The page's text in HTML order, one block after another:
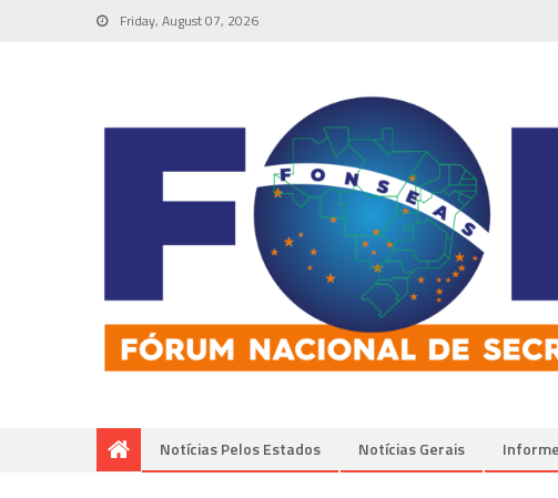
Friday, August 07, 2026
Notícias Pelos Estados Notí­cias Gerais